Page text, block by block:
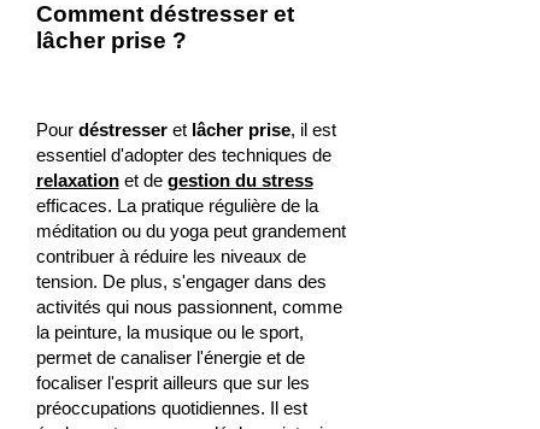
Comment déstresser et
lâcher prise ?
Pour déstresseret lâcher prise, il est
essentiel d'adopter des techniques de
relaxationet de gestion du stress
efficaces. La pratique régulière de la
méditation ou du yoga peut grandement
contribuer à réduire les niveaux de
tension. De plus, s'engager dans des
activités qui nous passionnent, comme
la peinture, la musique ou le sport,
permet de canaliser l'énergie et de
focaliser l'esprit ailleurs que sur les
préoccupations quotidiennes. Il est